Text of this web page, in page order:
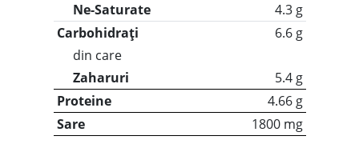
Ne-Saturate
4.3 g
Carbohidrați
6.6 g
din care
Zaharuri
5.4 g
Proteine
4.66 g
Sare
1800 mg